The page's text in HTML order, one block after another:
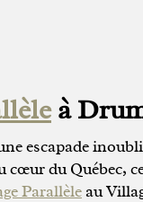
à
escapade
du Québec,
Parallèleau